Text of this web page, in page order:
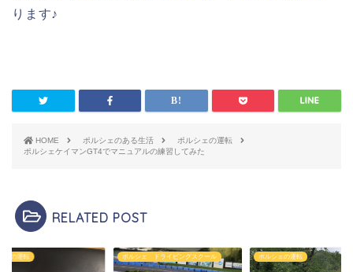
ります♪
HOME ポルシェのある生活
ポルシェの運転
ポルシェケイマンGT4でマニュアルの練習してみた
RELATED POST
ェの運転 ポルシェ ドライビングスクール ポルシェの運転